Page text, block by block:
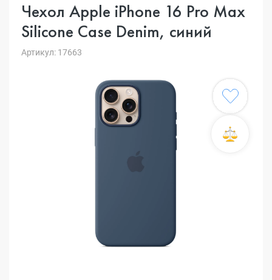
Чехол Apple iPhone 16 Pro Max
Silicone Case Denim, синий
Артикул: 17663